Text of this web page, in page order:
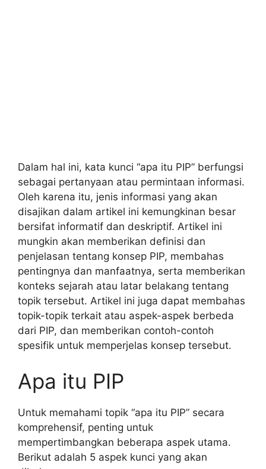
Dalam hal ini, kata kunci “apa itu PIP” berfungsi
sebagai pertanyaan atau permintaan informasi.
Oleh karena itu, jenis informasi yang akan
disajikan dalam artikel ini kemungkinan besar
bersifat informatif dan deskriptif. Artikel ini
mungkin akan memberikan definisi dan
penjelasan tentang konsep PIP, membahas
pentingnya dan manfaatnya, serta memberikan
konteks sejarah atau latar belakang tentang
topik tersebut. Artikel ini juga dapat membahas
topik-topik terkait atau aspek-aspek berbeda
dari PIP, dan memberikan contoh-contoh
spesifik untuk memperjelas konsep tersebut.
Apa itu PIP
Untuk memahami topik “apa itu PIP” secara
komprehensif, penting untuk
mempertimbangkan beberapa aspek utama.
Berikut adalah 5 aspek kunci yang akan